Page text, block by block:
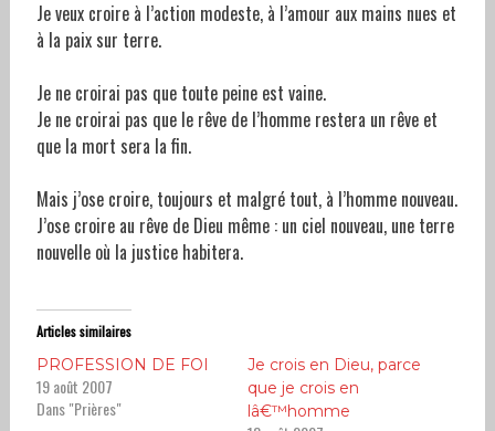
Je veux croire à l’action modeste, à l’amour aux mains nues et
à la paix sur terre.
Je ne croirai pas que toute peine est vaine.
Je ne croirai pas que le rêve de l’homme restera un rêve et
que la mort sera la fin.
Mais j’ose croire, toujours et malgré tout, à l’homme nouveau.
J’ose croire au rêve de Dieu même : un ciel nouveau, une terre
nouvelle où la justice habitera.
Articles similaires
PROFESSION DE FOI
19 août 2007
Dans "Prières"
Je crois en Dieu, parce
que je crois en
lâ€™homme